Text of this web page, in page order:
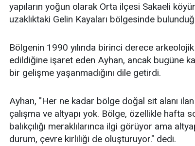
yapıların yoğun olarak Orta ilçesi Sakaeli
uzaklıktaki Gelin Kayaları bölgesinde
Bölgenin 1990 yılında birinci derece arkeolojik
edildiğine işaret eden Ayhan, ancak bugüne
bir gelişme yaşanmadığını dile getirdi.
Ayhan, "Her ne kadar bölge doğal sit alanı
çalışma ve altyapı yok. Bölge, özellikle hafta
balıkçılığı meraklılarınca ilgi görüyor ama
durum, çevre kirliliği de oluşturuyor." dedi.